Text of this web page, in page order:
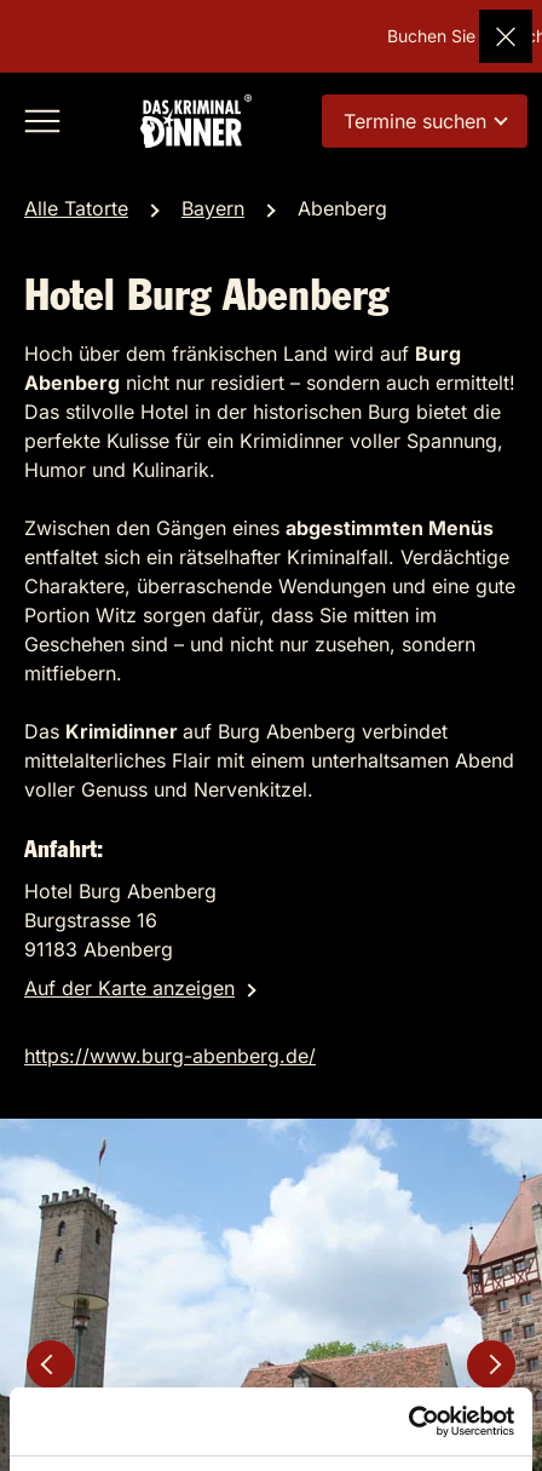
Buchen Sie
Termine suchen
Alle Tatorte Bayern Abenberg
Hotel Burg Abenberg
Hoch über dem fränkischen Land wird auf Burg
Abenberg nicht nur residiert – sondern auch ermittelt!
Das stilvolle Hotel in der historischen Burg bietet die
perfekte Kulisse für ein Krimidinner voller Spannung,
Humor und Kulinarik.
Zwischen den Gängen eines abgestimmten Menüs
entfaltet sich ein rätselhafter Kriminalfall. Verdächtige
Charaktere, überraschende Wendungen und eine gute
Portion Witz sorgen dafür, dass Sie mitten im
Geschehen sind – und nicht nur zusehen, sondern
mitfiebern.
Das Krimidinner auf Burg Abenberg verbindet
mittelalterliches Flair mit einem unterhaltsamen Abend
voller Genuss und Nervenkitzel.
Anfahrt:
Hotel Burg Abenberg
Burgstrasse 16
91183 Abenberg
Auf der Karte anzeigen
https://www.burg-abenberg.de/